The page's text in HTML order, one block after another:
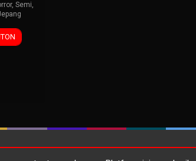
, Semi,